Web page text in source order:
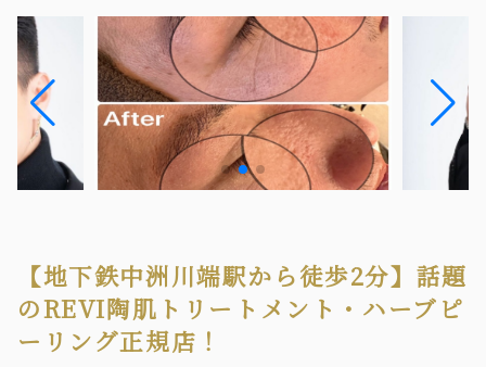
【地下鉄中洲川端駅から徒歩2分】話題
のREVI陶肌トリートメント・ハーブピ
ーリング正規店！